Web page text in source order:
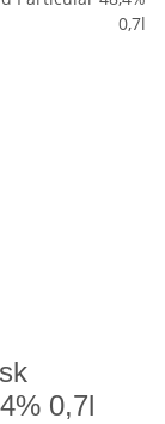
0,7l